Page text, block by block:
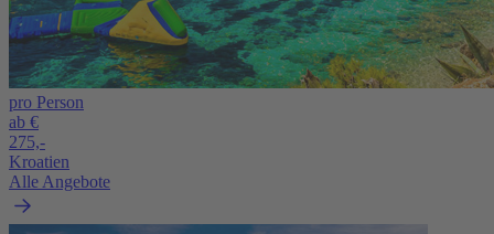
pro Person
ab €
275,-
Kroatien
Alle Angebote